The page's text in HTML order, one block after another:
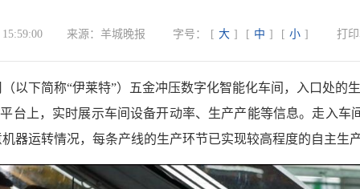
来源： 羊城晚报 字号： [ 大 ] [ 中 ] [ 小 ] 打
以下简称“伊莱特”）五金冲压数字化智能化车间，入口处的
台上，实时展示车间设备开动率、生产产能等信息。走入车
器运转情况，每条产线的生产环节已实现较高程度的自主生产